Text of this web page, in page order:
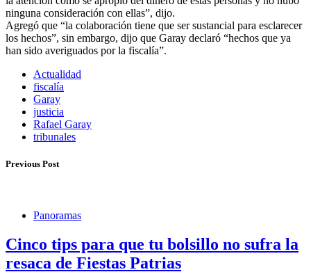
ninguna consideración con ellas”, dijo.
Agregó que “la colaboración tiene que ser sustancial para esclarecer
los hechos”, sin embargo, dijo que Garay declaró “hechos que ya
han sido averiguados por la fiscalía”.
Actualidad
fiscalía
Garay
justicia
Rafael Garay
tribunales
Previous Post
Panoramas
Cinco tips para que tu bolsillo no sufra la
resaca de Fiestas Patrias